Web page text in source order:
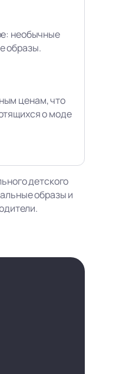
необычные
образы.
ценам, что
о моде
детского
образы и